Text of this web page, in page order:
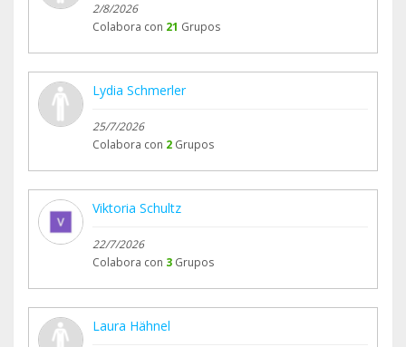
2/8/2026
Colabora con 21 Grupos
Lydia Schmerler
25/7/2026
Colabora con 2 Grupos
Viktoria Schultz
22/7/2026
Colabora con 3 Grupos
Laura Hähnel